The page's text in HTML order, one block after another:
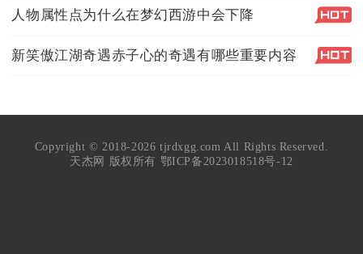
人物属性点为什么在梦幻西游中会下降
新笑傲江湖奇遇赤子心的奇遇有哪些重要内容
Copyright © 2018-2026 tjrdxgg.com All Rights Reserved.
天杰网 版权所有 鄂ICP备2023018518号-12